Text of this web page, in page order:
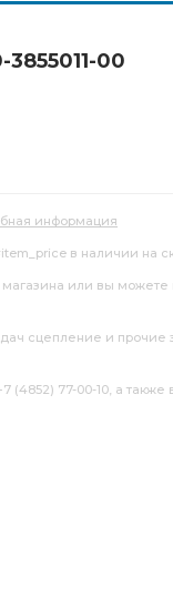
00
информация
в наличии на
магазина или вы
сцепление и прочие
77-00-10, а также